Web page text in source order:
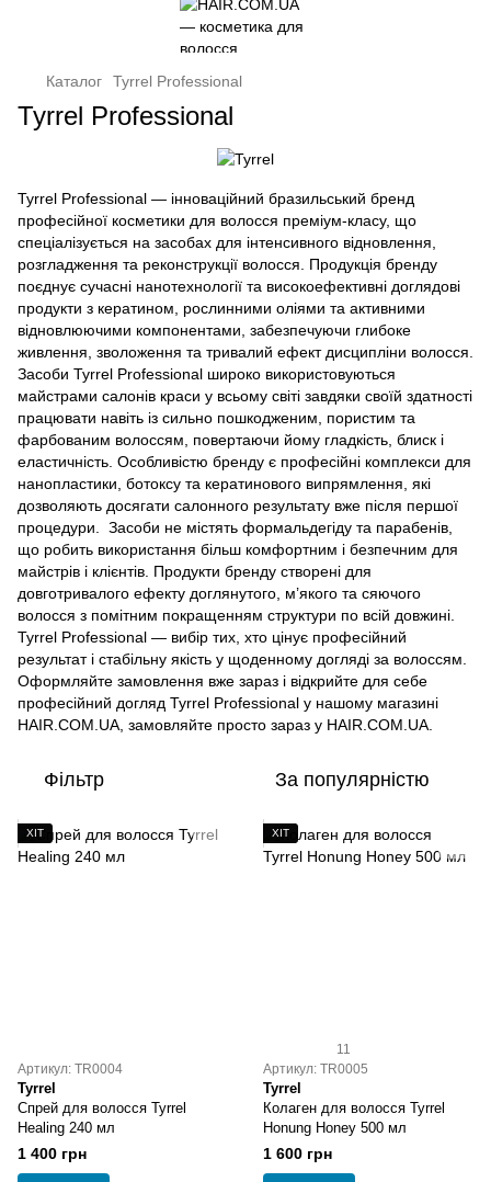
Каталог Tyrrel Professional
Tyrrel Professional
Tyrrel Professional — інноваційний бразильський бренд
професійної косметики для волосся преміум-класу, що
спеціалізується на засобах для інтенсивного відновлення,
розгладження та реконструкції волосся. Продукція бренду
поєднує сучасні нанотехнології та високоефективні доглядові
продукти з кератином, рослинними оліями та активними
відновлюючими компонентами, забезпечуючи глибоке
живлення, зволоження та тривалий ефект дисципліни волосся.
Засоби Tyrrel Professional широко використовуються
майстрами салонів краси у всьому світі завдяки своїй здатності
працювати навіть із сильно пошкодженим, пористим та
фарбованим волоссям, повертаючи йому гладкість, блиск і
еластичність. Особливістю бренду є професійні комплекси для
нанопластики, ботоксу та кератинового випрямлення, які
дозволяють досягати салонного результату вже після першої
процедури. Засоби не містять формальдегіду та парабенів,
що робить використання більш комфортним і безпечним для
майстрів і клієнтів. Продукти бренду створені для
довготривалого ефекту доглянутого, м’якого та сяючого
волосся з помітним покращенням структури по всій довжині.
Tyrrel Professional — вибір тих, хто цінує професійний
результат і стабільну якість у щоденному догляді за волоссям.
Оформляйте замовлення вже зараз і відкрийте для себе
професійний догляд Tyrrel Professional у нашому магазині
HAIR.COM.UA, замовляйте просто зараз у HAIR.COM.UA.
Фільтр За популярністю
ХІТ
Артикул: TR0004
Tyrrel
Спрей для волосся Tyrrel
Healing 240 мл
1 400 грн
ХІТ
11
Артикул: TR0005
Tyrrel
Колаген для волосся Tyrrel
Honung Honey 500 мл
1 600 грн